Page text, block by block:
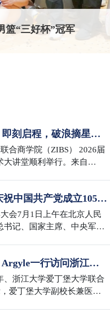
篮“三好杯”冠军
刻启程，破浪摘星！
合商学院（ZIBS） 2026届
讲堂顺利举行。来自
中国共产党成立105周
会7月1日上午在北京人民
记、国家主席、中央军委
。国际校区百余名师生代
庆祝大会直播。
一行访问浙江大
浙江大学爱丁堡大学联合
爱丁堡大学副校长兼医学